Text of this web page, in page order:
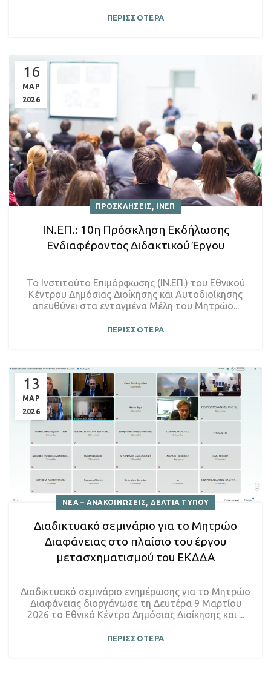
ΠΕΡΙΣΣΟΤΕΡΑ
16
ΜΑΡ
2026
ΠΡΟΣΚΛΗΣΕΙΣ , ΙΝΕΠ
ΙΝ.ΕΠ.: 10η Πρόσκληση Εκδήλωσης
Ενδιαφέροντος Διδακτικού Έργου
Το Ινστιτούτο Επιμόρφωσης (ΙΝ.ΕΠ.) του Εθνικού
Κέντρου Δημόσιας Διοίκησης και Αυτοδιοίκησης
απευθύνει στα ενταγμένα Μέλη του Μητρώο...
ΠΕΡΙΣΣΟΤΕΡΑ
13
ΜΑΡ
2026
ΝΕΑ – ΑΝΑΚΟΙΝΩΣΕΙΣ,ΔΕΛΤΙΑ ΤΥΠΟΥ
Διαδικτυακό σεμινάριο για το Μητρώο
Διαφάνειας στο πλαίσιο του έργου
μετασχηματισμού του ΕΚΔΔΑ
Διαδικτυακό σεμινάριο ενημέρωσης για το Μητρώο
Διαφάνειας διοργάνωσε τη Δευτέρα 9 Μαρτίου
2026 το Εθνικό Κέντρο Δημόσιας Διοίκησης και ...
ΠΕΡΙΣΣΟΤΕΡΑ